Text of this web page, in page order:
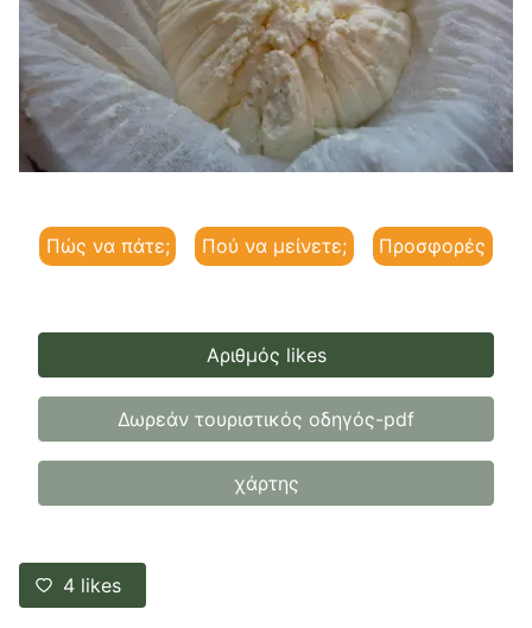
Πώς να πάτε; Πού να μείνετε; Προσφορές
Αριθμός likes
Δωρεάν τουριστικός οδηγός-pdf
χάρτης
4 likes